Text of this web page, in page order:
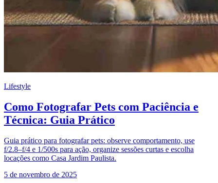
Lifestyle
Como Fotografar Pets com Paciência e
Técnica: Guia Prático
Guia prático para fotografar pets: observe comportamento, use
f/2.8–f/4 e 1/500s para ação, organize sessões curtas e escolha
locações como Casa Jardim Paulista.
5 de novembro de 2025